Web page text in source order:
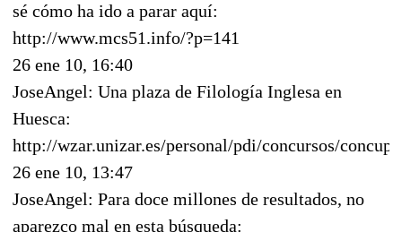
sé cómo ha ido a parar aquí:
http://www.mcs51.info/?p=141
26 ene 10, 16:40
JoseAngel: Una plaza de Filología Inglesa en
Huesca:
http://wzar.unizar.es/personal/pdi/concursos/
26 ene 10, 13:47
JoseAngel: Para doce millones de resultados, no
aparezco mal en esta búsqueda: